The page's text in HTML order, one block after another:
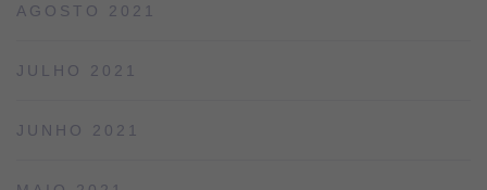
AGOSTO 2021
JULHO 2021
JUNHO 2021